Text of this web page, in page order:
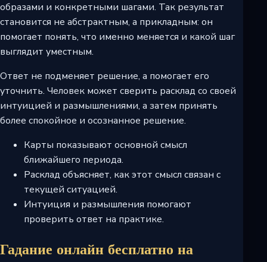
образами и конкретными шагами. Так результат
становится не абстрактным, а прикладным: он
помогает понять, что именно меняется и какой шаг
выглядит уместным.
Ответ не подменяет решение, а помогает его
уточнить. Человек может сверить расклад со своей
интуицией и размышлениями, а затем принять
более спокойное и осознанное решение.
Карты показывают основной смысл
ближайшего периода.
Расклад объясняет, как этот смысл связан с
текущей ситуацией.
Интуиция и размышления помогают
проверить ответ на практике.
Гадание онлайн бесплатно на